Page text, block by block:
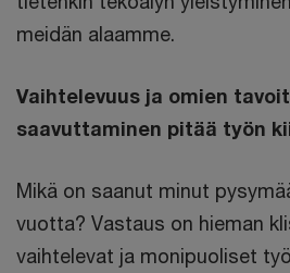
meidän alaamme.
Vaihtelevuus ja omien
saavuttaminen pitää työn
Mikä on saanut minut
vuotta? Vastaus on hieman
vaihtelevat ja monipuoliset